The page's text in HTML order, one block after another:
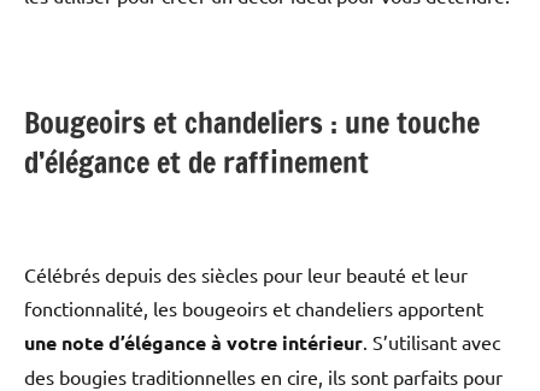
Bougeoirs et chandeliers : une touche
d’élégance et de raffinement
Célébrés depuis des siècles pour leur beauté et leur
fonctionnalité, les bougeoirs et chandeliers apportent
une note d’élégance à votre intérieur. S’utilisant avec
des bougies traditionnelles en cire, ils sont parfaits pour